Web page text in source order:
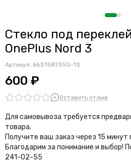
Стекло под
OnePlus Nord 3
Артикул: 663758735G-13
600 ₽
Оставить отзыв
Для самовывоза требуется
товара.
Получите ваш заказ через 15
Благодарим за понимание и выбор!
241-02-55